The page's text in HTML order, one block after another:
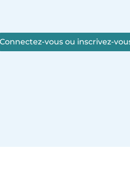
Connectez-vous ou inscrivez-